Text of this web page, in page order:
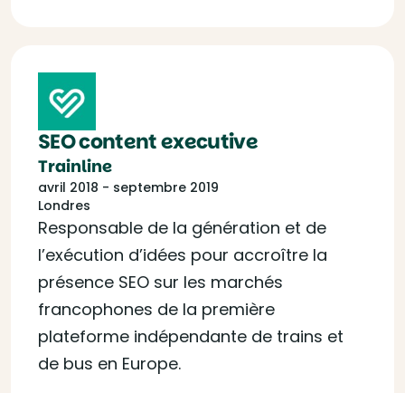
SEO content executive
Trainline
avril 2018 - septembre 2019
Londres
Responsable de la génération et de
l’exécution d’idées pour accroître la
présence SEO sur les marchés
francophones de la première
plateforme indépendante de trains et
de bus en Europe.